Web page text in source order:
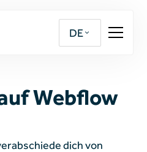
DE
Webflow
dich von